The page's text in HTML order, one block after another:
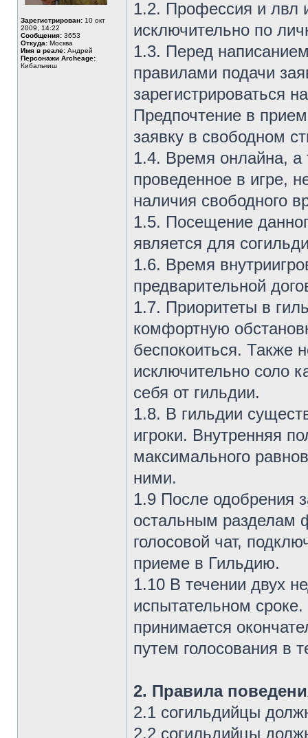
Зарегистрирован: 10 окт
2009, 14:22
Сообщения: 3653
Откуда: Москва
Имя в реале: Андрей
Персонажи Archeage:
Кибальчиш
1.2. Профессия и лвл
исключительно по
1.3. Перед
правилами подачи
зарегистрироваться
Предпочтение в
заявку в свободном
1.4. Время онлайна, а
проведенное в игре,
наличия свободного
1.5. Посещение
является для
1.6. Время
предварительной
1.7. Приоритеты в
комфортную
беспокоиться. Также
исключительно соло
себя от гильдии.
1.8. В гильдии
игроки. Внутренняя
максимального
ними.
1.9 После одобрения
остальным разделам
голосовой чат,
приеме в Гильдию.
1.10 В течении двух
испытательном
принимается
путем голосования в
2. Правила
2.1 согильдийцы
2.2 согильдийцы